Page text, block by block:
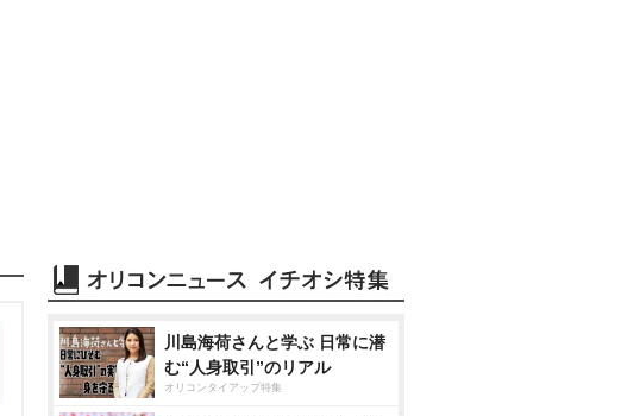
川島海荷さんと学ぶ 日常に潜
む“人身取引”のリアル
オリコンタイアップ特集